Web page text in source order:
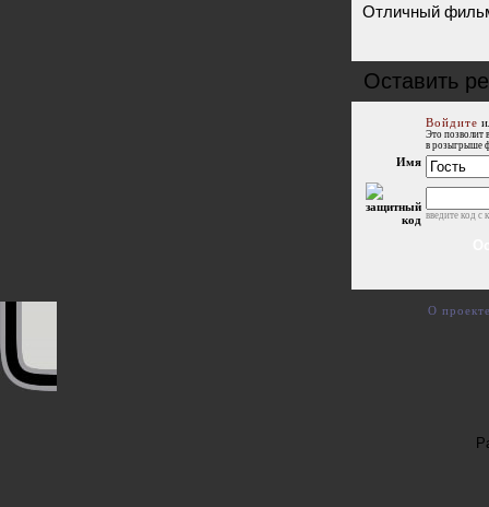
Отличный фильм
Оставить
Войдите
Это позволит
в розыгрыше
Имя
введите код с
О